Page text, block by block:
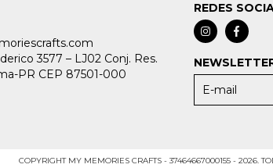
3577 – LJ02 Conj. Res.
PR CEP 87501-000
REDES
COPYRIGHT MY MEMORIES CRAFTS - 37464667000155 - 2026.